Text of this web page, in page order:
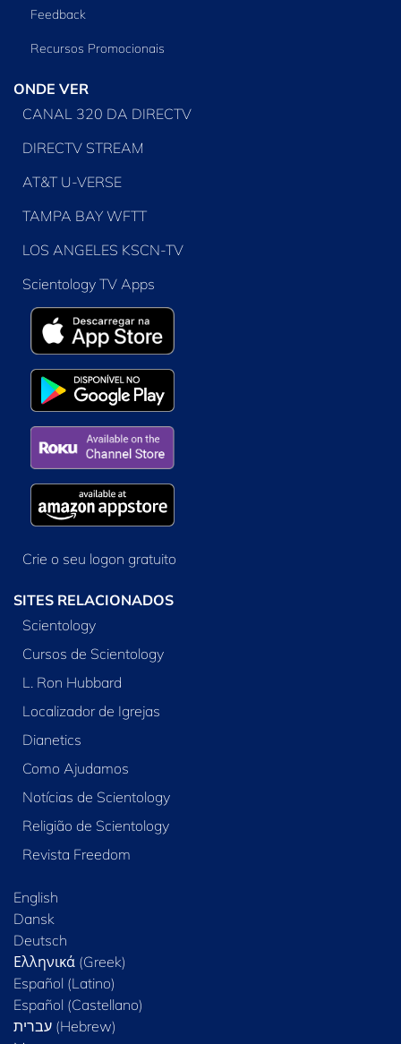
Feedback
Recursos Promocionais
ONDE VER
CANAL 320 DA DIRECTV
DIRECTV STREAM
AT&T U-VERSE
TAMPA BAY WFTT
LOS ANGELES KSCN-TV
Scientology TV Apps
Crie o seu logon gratuito
SITES RELACIONADOS
Scientology
Cursos de Scientology
L. Ron Hubbard
Localizador de Igrejas
Dianetics
Como Ajudamos
Notícias de Scientology
Religião de Scientology
Revista Freedom
English
Dansk
Deutsch
Ελληνικά (Greek)
Español (Latino)
Español (Castellano)